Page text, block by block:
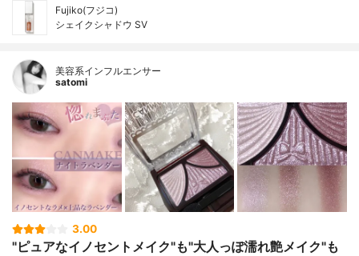
Fujiko(フジコ)
シェイクシャドウ SV
美容系インフルエンサー
satomi
3.00
"ピュアなイノセントメイク"も"大人っぽ濡れ艶メイク"も